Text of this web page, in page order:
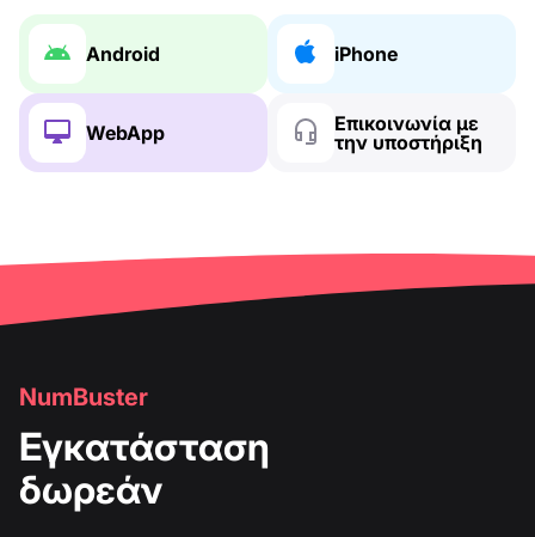
Android iPhone
WebApp
Επικοινωνία με
την υποστήριξη
NumBuster
Εγκατάσταση
δωρεάν